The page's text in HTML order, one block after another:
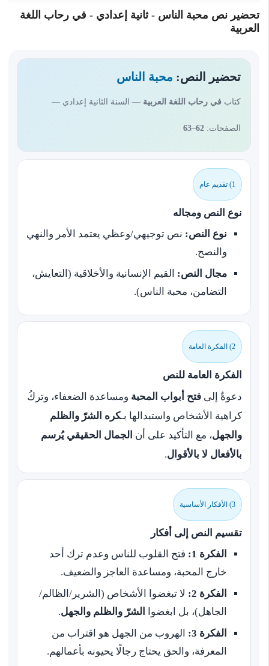
تحضير نص محبة الناس - ثانية إعدادي - في رحاب اللغة
العربية
تحضير النص: محبة الناس
كتاب في رحاب اللغة العربية — السنة الثانية إعدادي —
الصفحات: 62–63
1) تقديم عام
نوع النص ومجاله
نوع النص: نص توجيهي/وعظي يعتمد الأمر والنهي
والنصح.
مجال النص: القيم الإنسانية والأخلاقية (التعايش،
التضامن، محبة الناس).
2) الفكرة العامة
الفكرة العامة للنص
دعوةٌ إلى فتح أبواب المحبة ومساعدة الضعفاء، وتركُ
كراهية الأشخاص واستبدالها بـكره الشرّ والظلم
والجهل، مع التأكيد على أن الجمال الحقيقي يُرسم
بالأفعال لا بالأقوال.
3) الأفكار الأساسية
تقسيم النص إلى أفكار
الفكرة 1:
فتح القلوب للناس وعدم ترك أحد
خارج المحبة، ومساعدة العاجز والضعيف.
الفكرة 2:
لا تبغضوا الأشخاص (الشرير/الظالم/
الجاهل)، بل ابغضوا
الشرّ والظلم والجهل.
الفكرة 3:
الهروب من الجهل هو اقتراب من
المعرفة، والحق يحتاج رجالًا يحيونه بأعمالهم.